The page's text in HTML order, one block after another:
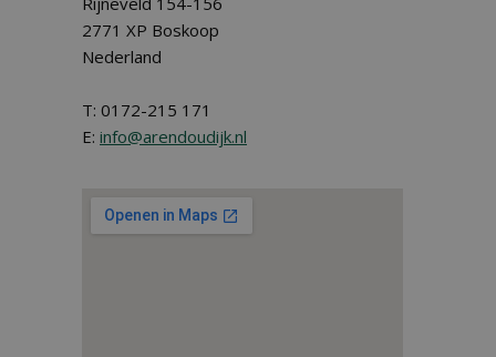
2771 XP Boskoop
Nederland
T: 0172-215 171
E: info@arendoudijk.nl